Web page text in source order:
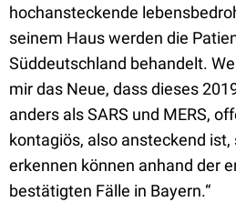
hochansteckende
seinem Haus werden die
Süddeutschland behandelt.
mir das Neue, dass dieses
anders als SARS und MERS,
kontagiös, also ansteckend
erkennen können anhand der
bestätigten Fälle in Bayern.“